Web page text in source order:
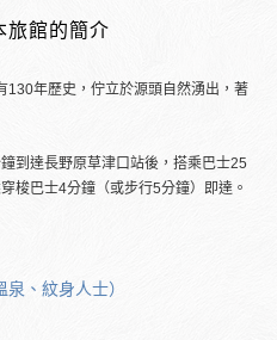
旅館的簡介
年歷史，佇立於源頭自然湧出，著
到達長野原草津口站後，搭乘巴士25
梭巴士4分鐘（或步行5分鐘）即達。
、紋身人士）